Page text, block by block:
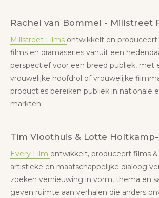
Rachel van Bommel - Millstreet
Millstreet Films ontwikkelt en
films en dramaseries vanuit een
perspectief voor een breed publiek, met
vrouwelijke hoofdrol of vrouwelijke
producties bereiken publiek in nationale
markten.
Tim Vloothuis & Lotte
Every Film ontwikkelt, produceert films &
artistieke en maatschappelijke dialoog
zoeken vernieuwing in vorm, thema en
geven ruimte aan verhalen die anders